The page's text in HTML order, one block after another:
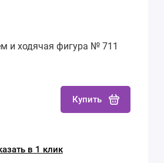
и ходячая фигура № 711
Купить
в 1 клик